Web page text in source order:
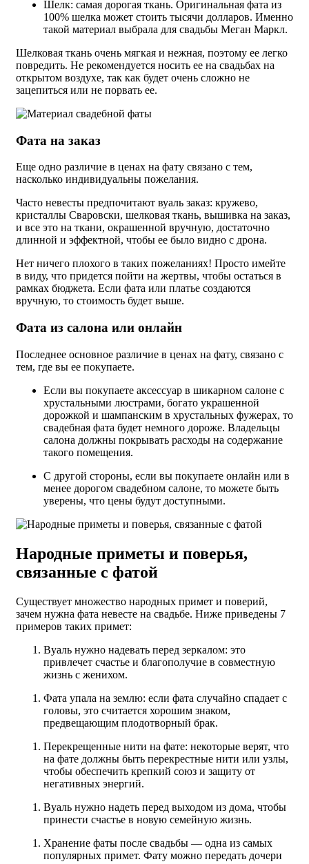
Шелк: самая дорогая ткань. Оригинальная фата из
100% шелка может стоить тысячи долларов. Именно
такой материал выбрала для свадьбы Меган Маркл.
Шелковая ткань очень мягкая и нежная, поэтому ее легко
повредить. Не рекомендуется носить ее на свадьбах на
открытом воздухе, так как будет очень сложно не
зацепиться или не порвать ее.
Фата на заказ
Еще одно различие в ценах на фату связано с тем,
насколько индивидуальны пожелания.
Часто невесты предпочитают вуаль заказ: кружево,
кристаллы Сваровски, шелковая ткань, вышивка на заказ,
и все это на ткани, окрашенной вручную, достаточно
длинной и эффектной, чтобы ее было видно с дрона.
Нет ничего плохого в таких пожеланиях! Просто имейте
в виду, что придется пойти на жертвы, чтобы остаться в
рамках бюджета. Если фата или платье создаются
вручную, то стоимость будет выше.
Фата из салона или онлайн
Последнее основное различие в ценах на фату, связано с
тем, где вы ее покупаете.
Если вы покупаете аксессуар в шикарном салоне с
хрустальными люстрами, богато украшенной
дорожкой и шампанским в хрустальных фужерах, то
свадебная фата будет немного дороже. Владельцы
салона должны покрывать расходы на содержание
такого помещения.
С другой стороны, если вы покупаете онлайн или в
менее дорогом свадебном салоне, то можете быть
уверены, что цены будут доступными.
Народные приметы и поверья,
связанные с фатой
Существует множество народных примет и поверий,
зачем нужна фата невесте на свадьбе. Ниже приведены 7
примеров таких примет:
Вуаль нужно надевать перед зеркалом: это
привлечет счастье и благополучие в совместную
жизнь с женихом.
Фата упала на землю: если фата случайно спадает с
головы, это считается хорошим знаком,
предвещающим плодотворный брак.
Перекрещенные нити на фате: некоторые верят, что
на фате должны быть перекрестные нити или узлы,
чтобы обеспечить крепкий союз и защиту от
негативных энергий.
Вуаль нужно надеть перед выходом из дома, чтобы
принести счастье в новую семейную жизнь.
Хранение фаты после свадьбы — одна из самых
популярных примет. Фату можно передать дочери